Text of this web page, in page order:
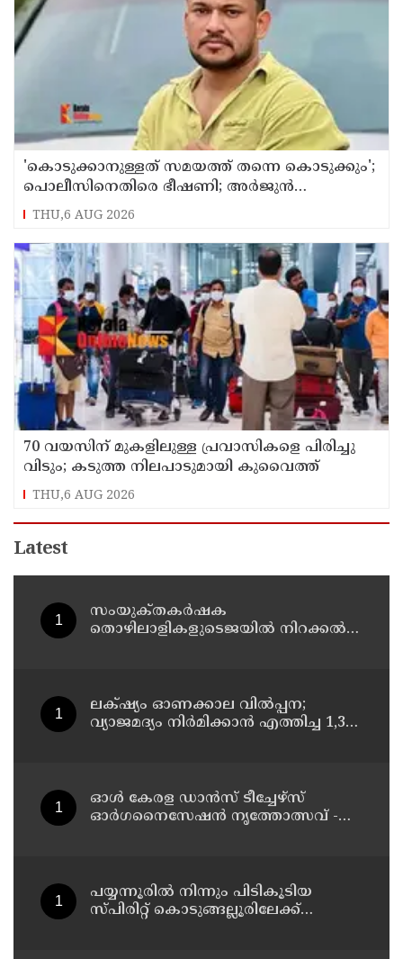
'കൊടുക്കാനുള്ളത് സമയത്ത് തന്നെ കൊടുക്കും';
പൊലീസിനെതിരെ ഭീഷണി; അർജുൻ
ആയങ്കിക്കെതിരെ കേസെടുത്തു
THU,6 AUG 2026
70 വയസിന് മുകളിലുള്ള പ്രവാസികളെ പിരിച്ചു
വിടും; കടുത്ത നിലപാടുമായി കുവൈത്ത്
THU,6 AUG 2026
Latest
സംയുക്‌തകർഷക
തൊഴിലാളികളുടെജയിൽ നിറക്കൽ
ലക്‌ഷ്യം ഓണക്കാല വിൽപ്പന;
വ്യാജമദ്യം നിർമിക്കാൻ എത്തിച്ച 1,350
ഓൾ കേരള ഡാൻസ് ടീച്ചേഴ്സ്
ഓർഗനൈസേഷൻ നൃത്തോത്സവ് -
പയ്യന്നൂരിൽ നിന്നും പിടികൂടിയ
സ്പിരിറ്റ് കൊടുങ്ങല്ലൂരിലേക്ക്